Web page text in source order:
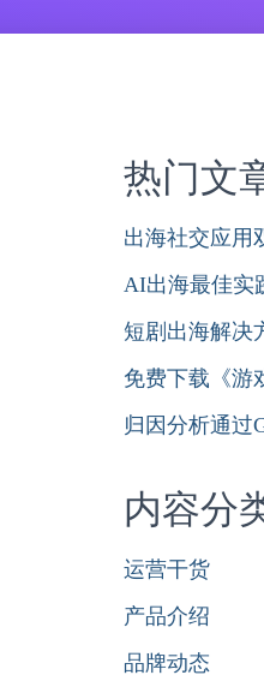
热门文
出海社交应用
AI出海最佳实
短剧出海解决
免费下载《游
归因分析通过
内容分
运营干货
产品介绍
品牌动态